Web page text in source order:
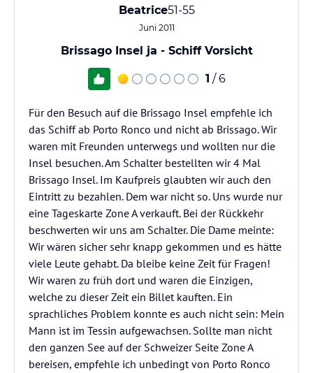
Beatrice51-55
Juni 2011
Brissago Insel ja - Schiff Vorsicht
1 / 6
Für den Besuch auf die Brissago Insel empfehle ich
das Schiff ab Porto Ronco und nicht ab Brissago. Wir
waren mit Freunden unterwegs und wollten nur die
Insel besuchen. Am Schalter bestellten wir 4 Mal
Brissago Insel. Im Kaufpreis glaubten wir auch den
Eintritt zu bezahlen. Dem war nicht so. Uns wurde nur
eine Tageskarte Zone A verkauft. Bei der Rückkehr
beschwerten wir uns am Schalter. Die Dame meinte:
Wir wären sicher sehr knapp gekommen und es hätte
viele Leute gehabt. Da bleibe keine Zeit für Fragen!
Wir waren zu früh dort und waren die Einzigen,
welche zu dieser Zeit ein Billet kauften. Ein
sprachliches Problem konnte es auch nicht sein: Mein
Mann ist im Tessin aufgewachsen. Sollte man nicht
den ganzen See auf der Schweizer Seite Zone A
bereisen, empfehle ich unbedingt von Porto Ronco